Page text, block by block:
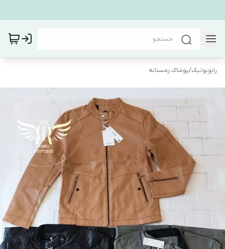
رابوبوتیک/پوشاک زمستانه